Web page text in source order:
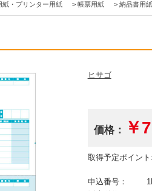
紙・プリンター用紙 > 帳票用紙 > 納品書用紙
ヒサゴ
価格： ￥
取得予定ポイント
申込番号：